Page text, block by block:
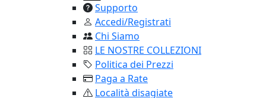
Supporto
Accedi/Registrati
Chi Siamo
LE NOSTRE COLLEZIONI
Politica dei Prezzi
Paga a Rate
Località disagiate